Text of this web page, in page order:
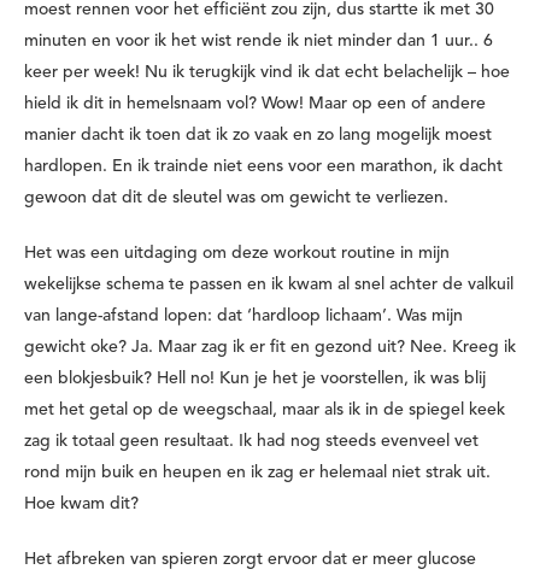
moest rennen voor het efficiënt zou zijn, dus startte ik met 30
minuten en voor ik het wist rende ik niet minder dan 1 uur.. 6
keer per week! Nu ik terugkijk vind ik dat echt belachelijk – hoe
hield ik dit in hemelsnaam vol? Wow! Maar op een of andere
manier dacht ik toen dat ik zo vaak en zo lang mogelijk moest
hardlopen. En ik trainde niet eens voor een marathon, ik dacht
gewoon dat dit de sleutel was om gewicht te verliezen.
Het was een uitdaging om deze workout routine in mijn
wekelijkse schema te passen en ik kwam al snel achter de valkuil
van lange-afstand lopen: dat ‘hardloop lichaam’. Was mijn
gewicht oke? Ja. Maar zag ik er fit en gezond uit? Nee. Kreeg ik
een blokjesbuik? Hell no! Kun je het je voorstellen, ik was blij
met het getal op de weegschaal, maar als ik in de spiegel keek
zag ik totaal geen resultaat. Ik had nog steeds evenveel vet
rond mijn buik en heupen en ik zag er helemaal niet strak uit.
Hoe kwam dit?
Het afbreken van spieren zorgt ervoor dat er meer glucose